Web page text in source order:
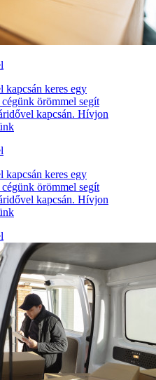
kapcsán keres egy
örömmel segít
kapcsán. Hívjon
kapcsán keres egy
örömmel segít
kapcsán. Hívjon